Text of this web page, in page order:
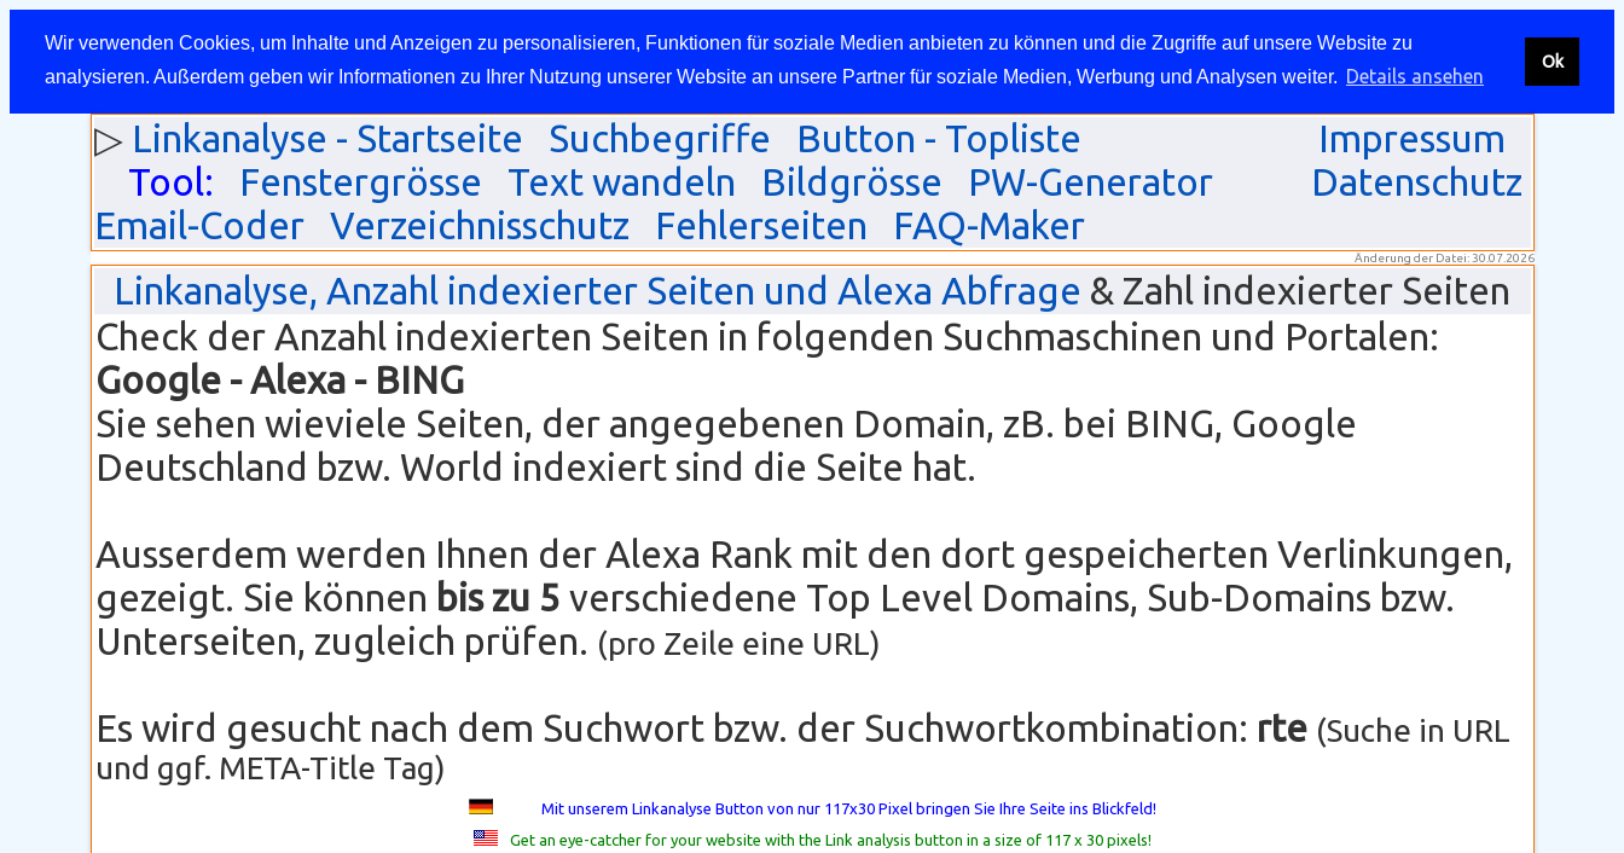
Wir verwenden Cookies, um Inhalte und Anzeigen zu personalisieren, Funktionen für soziale Medien anbieten zu können und die Zugriffe auf unsere Website zu
analysieren. Außerdem geben wir Informationen zu Ihrer Nutzung unserer Website an unsere Partner für soziale Medien, Werbung und Analysen weiter. Details ansehen
Ok
▷ Linkanalyse - Startseite Suchbegriffe
Button - Topliste
Tool:
Fenstergrösse Text wandeln Bildgrösse
PW-Generator
Email-Coder
Verzeichnisschutz Fehlerseiten FAQ-Maker
Impressum
Datenschutz
Änderung der Datei: 30.07.2026
Linkanalyse, Anzahl indexierter Seiten und Alexa Abfrage & Zahl indexierter Seiten
Check der Anzahl indexierten Seiten in folgenden Suchmaschinen und Portalen:
Google - Alexa - BING
Sie sehen wieviele Seiten, der angegebenen Domain, zB. bei BING, Google
Deutschland bzw. World indexiert sind die Seite hat.
Ausserdem werden Ihnen der Alexa Rank mit den dort gespeicherten Verlinkungen,
gezeigt. Sie können bis zu 5 verschiedene Top Level Domains, Sub-Domains bzw.
Unterseiten, zugleich prüfen. (pro Zeile eine URL)
Es wird gesucht nach dem Suchwort bzw. der Suchwortkombination: rte (Suche in URL
und ggf. META-Title Tag)
Mit unserem Linkanalyse Button von nur 117x30 Pixel bringen Sie Ihre Seite ins Blickfeld!
Get an eye-catcher for your website with the Link analysis button in a size of 117 x 30 pixels!